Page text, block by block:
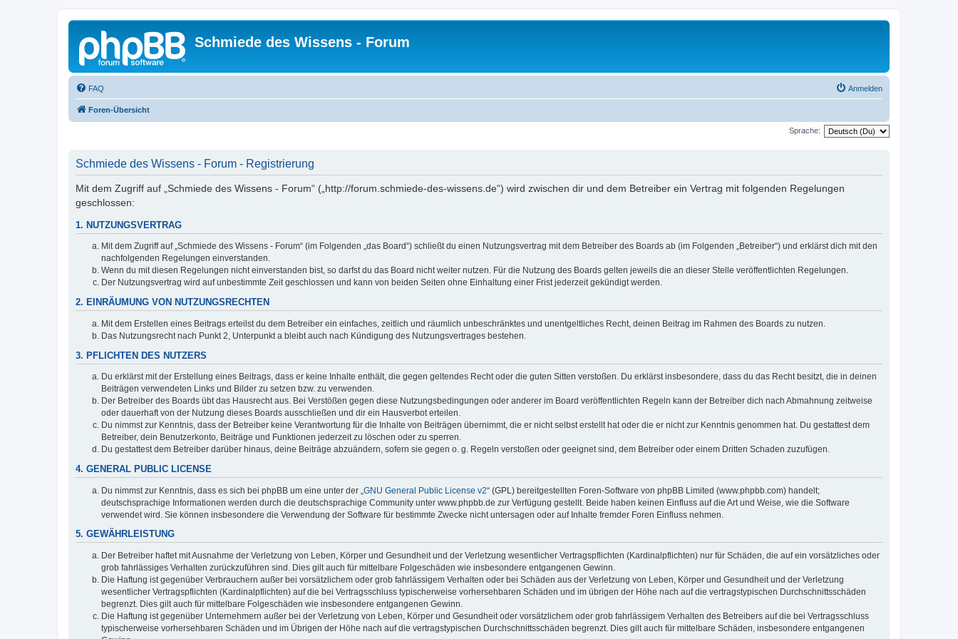
Schmiede des Wissens - Forum
FAQ Anmelden
Foren-Übersicht
Sprache:
Schmiede des Wissens - Forum - Registrierung
Mit dem Zugriff auf „Schmiede des Wissens - Forum“ („http://forum.schmiede-des-wissens.de“) wird zwischen dir und dem Betreiber ein Vertrag mit folgenden Regelungen
geschlossen:
1. NUTZUNGSVERTRAG
Mit dem Zugriff auf „Schmiede des Wissens - Forum“ (im Folgenden „das Board“) schließt du einen Nutzungsvertrag mit dem Betreiber des Boards ab (im Folgenden „Betreiber“) und erklärst dich mit den
nachfolgenden Regelungen einverstanden.
Wenn du mit diesen Regelungen nicht einverstanden bist, so darfst du das Board nicht weiter nutzen. Für die Nutzung des Boards gelten jeweils die an dieser Stelle veröffentlichten Regelungen.
Der Nutzungsvertrag wird auf unbestimmte Zeit geschlossen und kann von beiden Seiten ohne Einhaltung einer Frist jederzeit gekündigt werden.
2. EINRÄUMUNG VON NUTZUNGSRECHTEN
Mit dem Erstellen eines Beitrags erteilst du dem Betreiber ein einfaches, zeitlich und räumlich unbeschränktes und unentgeltliches Recht, deinen Beitrag im Rahmen des Boards zu nutzen.
Das Nutzungsrecht nach Punkt 2, Unterpunkt a bleibt auch nach Kündigung des Nutzungsvertrages bestehen.
3. PFLICHTEN DES NUTZERS
Du erklärst mit der Erstellung eines Beitrags, dass er keine Inhalte enthält, die gegen geltendes Recht oder die guten Sitten verstoßen. Du erklärst insbesondere, dass du das Recht besitzt, die in deinen
Beiträgen verwendeten Links und Bilder zu setzen bzw. zu verwenden.
Der Betreiber des Boards übt das Hausrecht aus. Bei Verstößen gegen diese Nutzungsbedingungen oder anderer im Board veröffentlichten Regeln kann der Betreiber dich nach Abmahnung zeitweise
oder dauerhaft von der Nutzung dieses Boards ausschließen und dir ein Hausverbot erteilen.
Du nimmst zur Kenntnis, dass der Betreiber keine Verantwortung für die Inhalte von Beiträgen übernimmt, die er nicht selbst erstellt hat oder die er nicht zur Kenntnis genommen hat. Du gestattest dem
Betreiber, dein Benutzerkonto, Beiträge und Funktionen jederzeit zu löschen oder zu sperren.
Du gestattest dem Betreiber darüber hinaus, deine Beiträge abzuändern, sofern sie gegen o. g. Regeln verstoßen oder geeignet sind, dem Betreiber oder einem Dritten Schaden zuzufügen.
4. GENERAL PUBLIC LICENSE
Du nimmst zur Kenntnis, dass es sich bei phpBB um eine unter der „ GNU General Public License v2“ (GPL) bereitgestellten Foren-Software von phpBB Limited (www.phpbb.com) handelt;
deutschsprachige Informationen werden durch die deutschsprachige Community unter www.phpbb.de zur Verfügung gestellt. Beide haben keinen Einfluss auf die Art und Weise, wie die Software
verwendet wird. Sie können insbesondere die Verwendung der Software für bestimmte Zwecke nicht untersagen oder auf Inhalte fremder Foren Einfluss nehmen.
5. GEWÄHRLEISTUNG
Der Betreiber haftet mit Ausnahme der Verletzung von Leben, Körper und Gesundheit und der Verletzung wesentlicher Vertragspflichten (Kardinalpflichten) nur für Schäden, die auf ein vorsätzliches oder
grob fahrlässiges Verhalten zurückzuführen sind. Dies gilt auch für mittelbare Folgeschäden wie insbesondere entgangenen Gewinn.
Die Haftung ist gegenüber Verbrauchern außer bei vorsätzlichem oder grob fahrlässigem Verhalten oder bei Schäden aus der Verletzung von Leben, Körper und Gesundheit und der Verletzung
wesentlicher Vertragspflichten (Kardinalpflichten) auf die bei Vertragsschluss typischerweise vorhersehbaren Schäden und im übrigen der Höhe nach auf die vertragstypischen Durchschnittsschäden
begrenzt. Dies gilt auch für mittelbare Folgeschäden wie insbesondere entgangenen Gewinn.
Die Haftung ist gegenüber Unternehmern außer bei der Verletzung von Leben, Körper und Gesundheit oder vorsätzlichem oder grob fahrlässigem Verhalten des Betreibers auf die bei Vertragsschluss
typischerweise vorhersehbaren Schäden und im Übrigen der Höhe nach auf die vertragstypischen Durchschnittsschäden begrenzt. Dies gilt auch für mittelbare Schäden, insbesondere entgangenen